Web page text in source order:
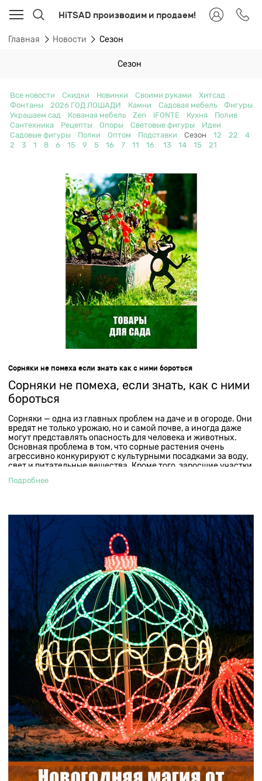
HiTSAD производим и продаем!
Главная Новости Сезон
Сезон
Все новости Скидки Новинки Своими руками
Хитсад
Фонтаны
2026 ГОД ЛОШАДИ Камни Садовая мебель
Фигуры
Украшаем сад
Кованая мебель Zen iFONTE Кухня
Полив
Сантехника
Рецепты Опоры Световые фигуры
Идеи
Садовые фигуры
Полки Оптом Подставки Сезон 12 22
4
2
3 1 8 6 15 9 5 16 7 11 16. 13 14 15 21
Сорняки не помеха если знать как с ними бороться
Сорняки не помеха, если знать, как с ними
бороться
Сорняки — одна из главных проблем на даче и в огороде. Они
вредят не только урожаю, но и самой почве, а иногда даже
могут представлять опасность для человека и животных.
Основная проблема в том, что сорные растения очень
агрессивно конкурируют с культурными посадками за воду,
свет и питательные вещества. Кроме того, заросшие участки
часто становятся удобной средой для вредителей и
болезней.
Подробнее